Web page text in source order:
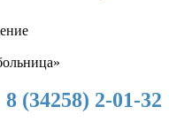
8 (34258) 2-01-32